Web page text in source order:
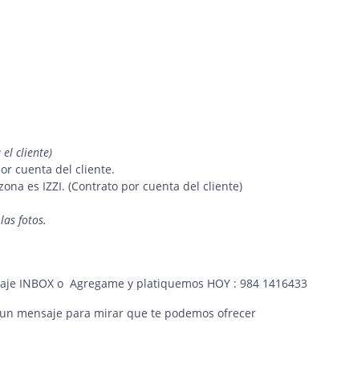
el cliente)
cuenta del cliente.
es IZZI. (Contrato por cuenta del cliente)
fotos.
INBOX o Agregame y platiquemos HOY : 984 1416433
mensaje para mirar que te podemos ofrecer